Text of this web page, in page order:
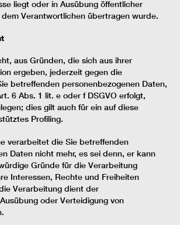
liegt oder in Ausübung öffentlicher
Verantwortlichen übertragen wurde.
aus Gründen, die sich aus ihrer
ergeben, jederzeit gegen die
betreffenden personenbezogenen Daten,
6 Abs. 1 lit. e oder f DSGVO erfolgt,
dies gilt auch für ein auf diese
Profiling.
verarbeitet die Sie betreffenden
Daten nicht mehr, es sei denn, er kann
Gründe für die Verarbeitung
Interessen, Rechte und Freiheiten
Verarbeitung dient der
oder Verteidigung von